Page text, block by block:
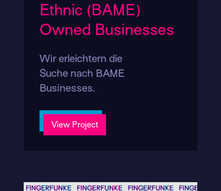
Ethnic (BAME)
Owned Businesses
Wir erleichtern die
Suche nach BAME
Businesses.
View Project